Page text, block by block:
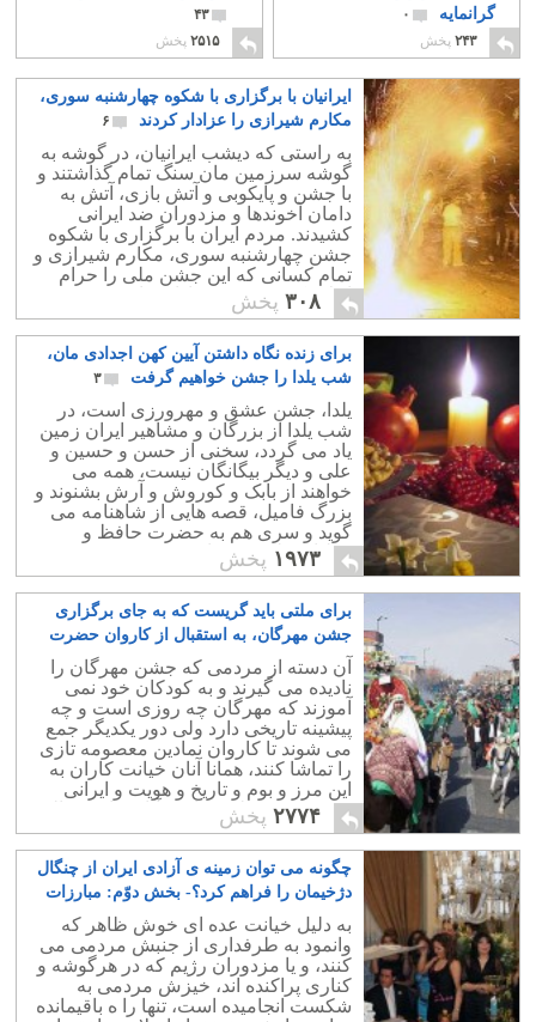
گرانمایه
۰
۲۴۳ پخش
۴۳
۲۵۱۵ پخش
ایرانیان با برگزاری با شکوه چهارشنبه سوری،
مکارم شیرازی را عزادار کردند
۶
به راستی که دیشب ایرانیان، در گوشه به
گوشه سرزمین مان سنگ تمام گذاشتند و
با جشن و پایکوبی و آتش بازی، آتش به
دامان آخوندها و مزدوران ضد ایرانی
کشیدند. مردم ایران با برگزاری با شکوه
جشن چهارشنبه سوری، مکارم شیرازی و
تمام کسانی که این جشن ملی را حرام
اعلام کرده بودند، عزادار ساختند.
۳۰۸ پخش
برای زنده نگاه داشتن آیین کهن اجدادی مان،
شب یلدا را جشن خواهیم گرفت
۳
یلدا، جشن عشق و مهرورزی است، در
شب یلدا از بزرگان و مشاهیر ایران زمین
یاد می گردد، سخنی از حسن و حسین و
علی و دیگر بیگانگان نیست، همه می
خواهند از بابک و کوروش و آرش بشنوند و
بزرگ فامیل، قصه هایی از شاهنامه می
گوید و سری هم به حضرت حافظ و
غزلیات دلنشین شان می زنند.
۱۹۷۳ پخش
برای ملتی باید گریست که به جای برگزاری
جشن مهرگان، به استقبال از کاروان حضرت
معصومه می رود
۲۲
آن دسته از مردمی که جشن مهرگان را
نادیده می گیرند و به کودکان خود نمی
آموزند که مهرگان چه روزی است و چه
پیشینه تاریخی دارد ولی دور یکدیگر جمع
می شوند تا کاروان نمادین معصومه تازی
را تماشا کنند، همانا آنان خیانت کاران به
این مرز و بوم و تاریخ و هویت و ایرانی
هستند و هموطن خواندن آنان مایه خجالت
است.
۲۷۷۴ پخش
چگونه می توان زمینه ی آزادی ایران از چنگال
دژخیمان را فراهم کرد؟- بخش دوّم: مبارزات
منفی
۲۱
به دلیل خیانت عده ای خوش ظاهر که
وانمود به طرفداری از جنبش مردمی می
کنند، و یا مزدوران رژیم که در هرگوشه و
کناری پراکنده اند، خیزش مردمی به
شکست انجامیده است، تنها را ه باقیمانده